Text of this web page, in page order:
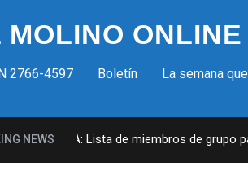
MOLINO ONLINE
2766-4597 Boletín La semana
NEWS
en EUA: Lista de miembros de grupo